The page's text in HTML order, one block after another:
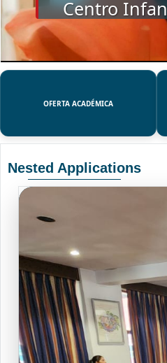
SSUE
OFERTA ACADÉMICA
Nested Applications